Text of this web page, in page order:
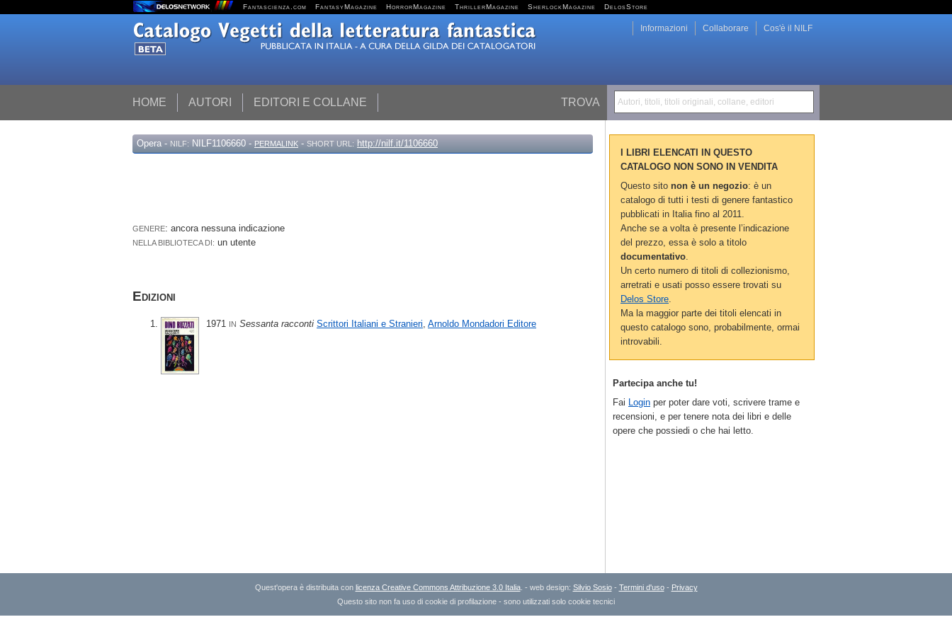
Fantascienza.com FantasyMagazine HorrorMagazine ThrillerMagazine SherlockMagazine DelosStore
TROVA Autori, titoli, titoli originali, collane, editori
HOME AUTORI EDITORI E COLLANE
Cos'è il NILF
Collaborare
Informazioni
Opera - NILF: NILF1106660 - PERMALINK - SHORT URL: http://nilf.it/1106660
GENERE: ancora nessuna indicazione
NELLA BIBLIOTECA DI: un utente
Edizioni
1971 IN Sessanta racconti Scrittori Italiani e Stranieri Arnoldo Mondadori Editore
I LIBRI ELENCATI IN QUESTO
CATALOGO NON SONO IN VENDITA
Questo sito non è un negozio: è un
catalogo di tutti i testi di genere fantastico
pubblicati in Italia fino al 2011.
Anche se a volta è presente l’indicazione
del prezzo, essa è solo a titolo
documentativo
Un certo numero di titoli di collezionismo,
arretrati e usati posso essere trovati su
Delos Store
Ma la maggior parte dei titoli elencati in
questo catalogo sono, probabilmente, ormai
introvabili.
Partecipa anche tu!
Fai Login per poter dare voti, scrivere trame e
recensioni, e per tenere nota dei libri e delle
opere che possiedi o che hai letto.
Quest'opera è distribuita con licenza Creative Commons Attribuzione 3.0 Italia. - web design: Silvio Sosio- Termini d'uso- Privacy
Questo sito non fa uso di cookie di profilazione - sono utilizzati solo cookie tecnici